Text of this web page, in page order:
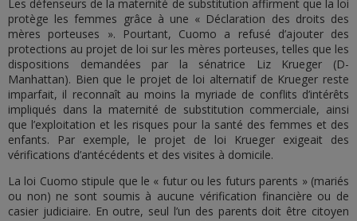
Les défenseurs de la maternité de substitution affirment que la loi
protège les femmes grâce à une « Déclaration des droits des
mères porteuses ». Pourtant, Cuomo a refusé d’ajouter des
protections au projet de loi sur les mères porteuses, telles que les
dispositions demandées par la sénatrice Liz Krueger (D-
Manhattan). Bien que le projet de loi alternatif de Krueger reste
imparfait, il reconnaît au moins la myriade de conflits d’intérêts
impliqués dans la maternité de substitution commerciale, ainsi
que l’exploitation et les risques pour la santé des femmes et des
enfants. Par exemple, le projet de loi Krueger exigeait des
vérifications d’antécédents et des visites à domicile.
La loi Cuomo stipule que le « futur ou les futurs parents » (mariés
ou non) ne sont soumis à aucune vérification financière ou de
casier judiciaire. En outre, seul l’un des parents doit être citoyen